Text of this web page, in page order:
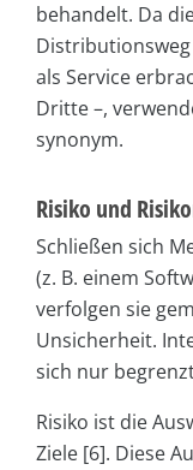
behandelt. Da
als Service
Dritte –,
synonym.
Risiko und
Schließen sich
(z. B. einem
verfolgen sie
Unsicherheit.
sich nur
Risiko ist die
Ziele [6]. Diese